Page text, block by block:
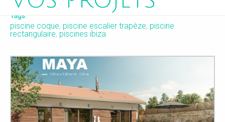
Tags:
piscine coque, piscine escalier trapèze, piscine
rectangulaire, piscines ibiza